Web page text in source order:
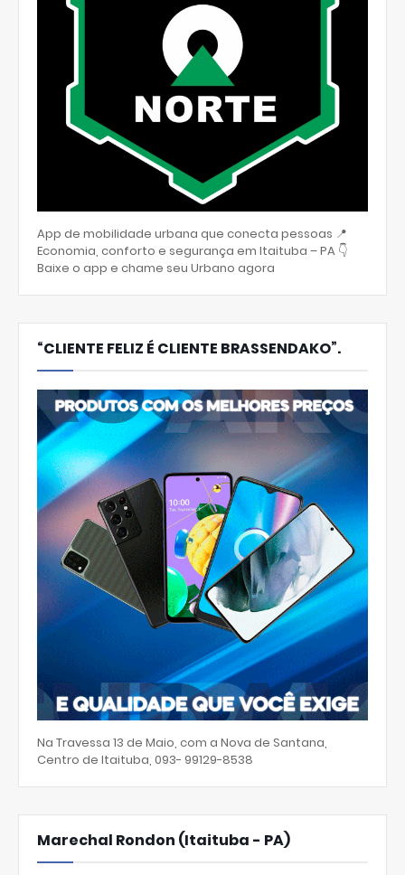
App de mobilidade urbana que conecta pessoas 📍
Economia, conforto e segurança em Itaituba – PA 👇
Baixe o app e chame seu Urbano agora
“CLIENTE FELIZ É CLIENTE BRASSENDAKO”.
Na Travessa 13 de Maio, com a Nova de Santana,
Centro de Itaituba, 093- 99129-8538
Marechal Rondon (Itaituba - PA)